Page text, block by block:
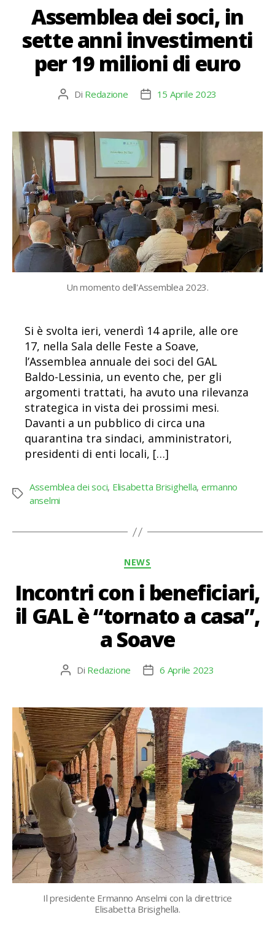
Assemblea dei soci, in
sette anni investimenti
per 19 milioni di euro
Autore
Di Redazione
Data15 Aprile 2023
Un momento dell'Assemblea 2023.
Si è svolta ieri, venerdì 14 aprile, alle ore
17, nella Sala delle Feste a Soave,
l’Assemblea annuale dei soci del GAL
Baldo-Lessinia, un evento che, per gli
argomenti trattati, ha avuto una rilevanza
strategica in vista dei prossimi mesi.
Davanti a un pubblico di circa una
quarantina tra sindaci, amministratori,
presidenti di enti locali, […]
Tag
Assemblea dei soci, Elisabetta Brisighella, ermanno
anselmi
Categorie
NEWS
Incontri con i beneficiari,
il GAL è “tornato a casa”,
a Soave
Autore
Di Redazione
Data6 Aprile 2023
Il presidente Ermanno Anselmi con la direttrice
Elisabetta Brisighella.